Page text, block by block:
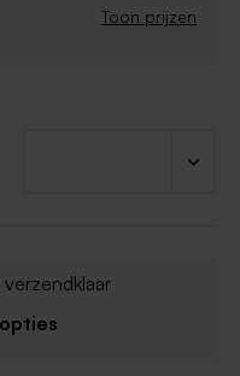
effect. Snoep om de
Toon prijzen
verzendklaar